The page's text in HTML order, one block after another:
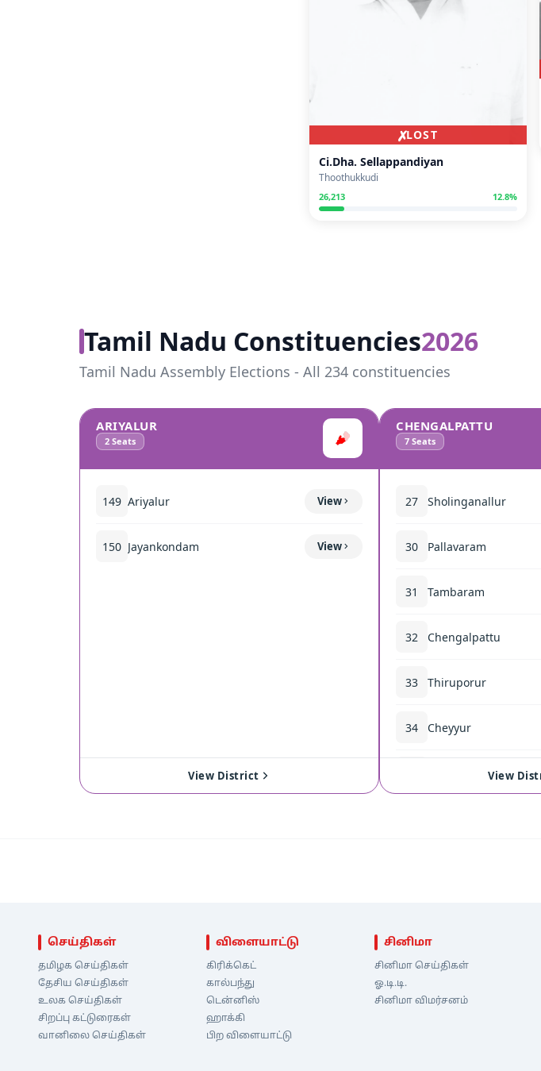
✗LOST
Ci.Dha. Sellappandiyan
Thoothukkudi
26,213 12.8%
Tamil Nadu Constituencies2026
Tamil Nadu Assembly Elections - All 234 constituencies
ARIYALUR
2 Seats
149 Ariyalur View
150 Jayankondam View
View District
CHENGALPATTU
7 Seats
27 Sholinganallur
30 Pallavaram
31 Tambaram
32 Chengalpattu
33 Thiruporur
34 Cheyyur
Madurantakam
View
செய்திகள்
தமிழக செய்திகள்
தேசிய செய்திகள்
உலக செய்திகள்
சிறப்பு கட்டுரைகள்
வானிலை செய்திகள்
விளையாட்டு
கிரிக்கெட்
கால்பந்து
டென்னிஸ்
ஹாக்கி
பிற விளையாட்டு
சினிமா
சினிமா செய்திகள்
ஓ.டி.டி.
சினிமா விமர்சனம்